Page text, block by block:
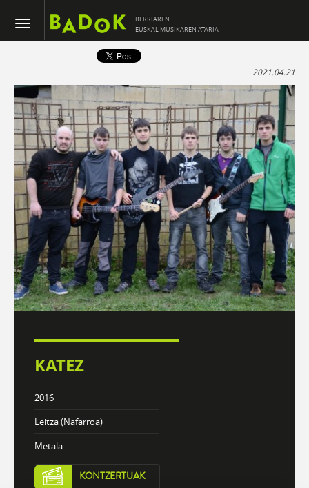
BERRIAREN
EUSKAL MUSIKAREN ATARIA
2021.04.21
KATEZ
2016
Leitza (Nafarroa)
Metala
KONTZERTUAK